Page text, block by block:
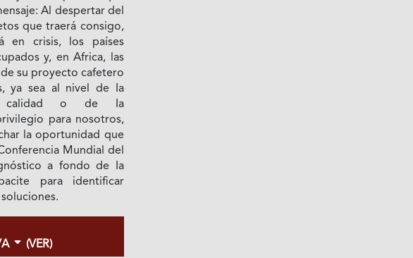
Al despertar del
que traerá consigo,
en crisis, los países
y, en Africa, las
su proyecto cafetero
ya sea al nivel de Ia
calidad o de Ia
para nosotros,
la oportunidad que
Mundial del
a fondo de Ia
para identificar
A (VER)